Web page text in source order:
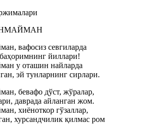
вафосиз севгиларда
йиллари!
у оташин найларда
эй тунларнинг сирлари.
бевафо дўст, жўралар,
даврада айланган жом.
хиёноткор гўзаллар,
хурсандчилик қилмас ром